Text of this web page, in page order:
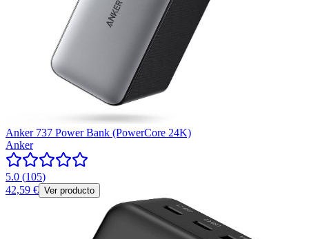
Anker 737 Power Bank (PowerCore 24K)
Anker
5.0 (105)
42,59 € Ver producto